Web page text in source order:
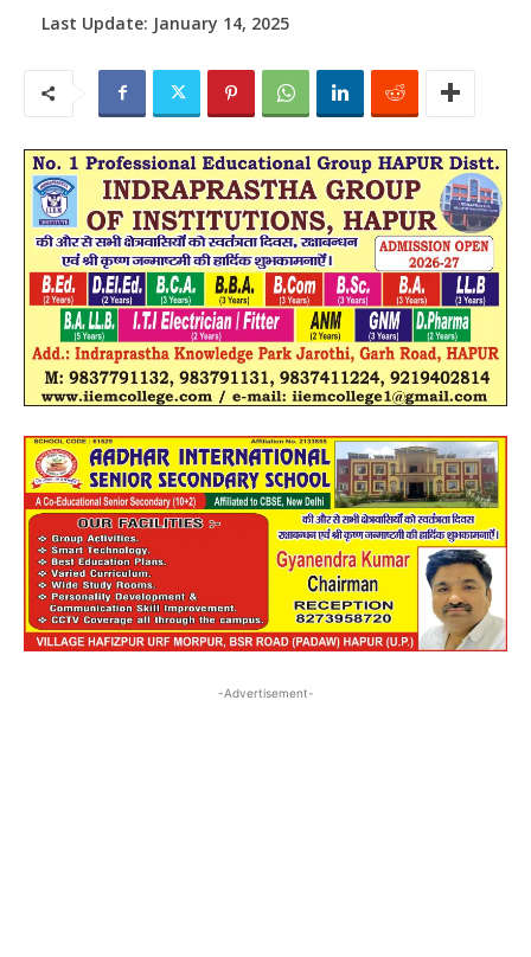
Last Update: January 14, 2025
-Advertisement-